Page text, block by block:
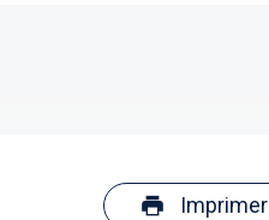
Imprimer